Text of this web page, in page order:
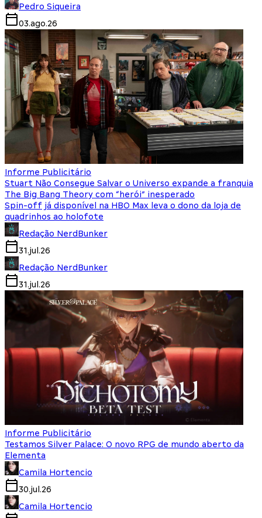
Pedro Siqueira
03.ago.26
Informe Publicitário
Stuart Não Consegue Salvar o Universo expande a franquia
The Big Bang Theory com “herói” inesperado
Spin-off já disponível na HBO Max leva o dono da loja de
quadrinhos ao holofote
Redação NerdBunker
31.jul.26
Redação NerdBunker
31.jul.26
Informe Publicitário
Testamos Silver Palace: O novo RPG de mundo aberto da
Elementa
Camila Hortencio
30.jul.26
Camila Hortencio